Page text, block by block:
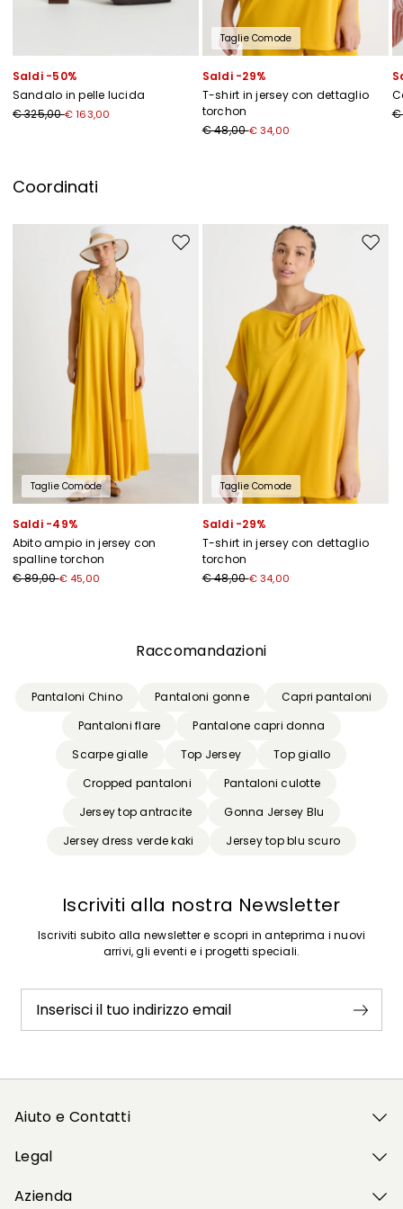
Saldi -50%
Sandalo in pelle lucida
€ 325,00€ 163,00
Taglie Comode
Saldi -29%
T-shirt in jersey con dettaglio
torchon
€ 48,00€ 34,00
€
Coordinati
Sposta nella wishlist
Taglie Comode
Saldi -49%
Abito ampio in jersey con
spalline torchon
€ 89,00€ 45,00
Taglie Comode
Saldi -29%
T-shirt in jersey con dettaglio
torchon
€ 48,00€ 34,00
Raccomandazioni
Pantaloni Chino Pantaloni gonne
Capri pantaloni
Pantaloni flare
Pantalone capri donna
Scarpe gialle
Top Jersey
Top giallo
Cropped pantaloni
Pantaloni culotte
Jersey top antracite
Gonna Jersey Blu
Jersey dress verde kaki
Jersey top blu scuro
Iscriviti alla nostra Newsletter
Iscriviti subito alla newsletter e scopri in anteprima i nuovi
arrivi, gli eventi e i progetti speciali.
Inserisci il tuo indirizzo email
Aiuto e Contatti
Legal
Azienda